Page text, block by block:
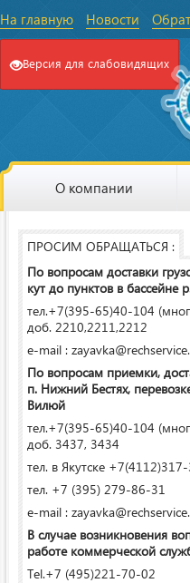
На главную Новости
Версия для слабовидящих
О компании
ПРОСИМ ОБРАЩАТЬСЯ :
По вопросам доставки
кут до пунктов в бассейне
тел.+7(395-65)40-104
доб. 2210,2211,2212
e-mail :
По вопросам приемки,
п. Нижний Бестях,
Вилюй
тел.+7(395-65)40-104
доб. 3437, 3434
тел. в Якутске
тел. +7 (395) 279-86-31
e-mail :
В случае возникновения
работе коммерческой
Tel.+7 (495)221-70-02